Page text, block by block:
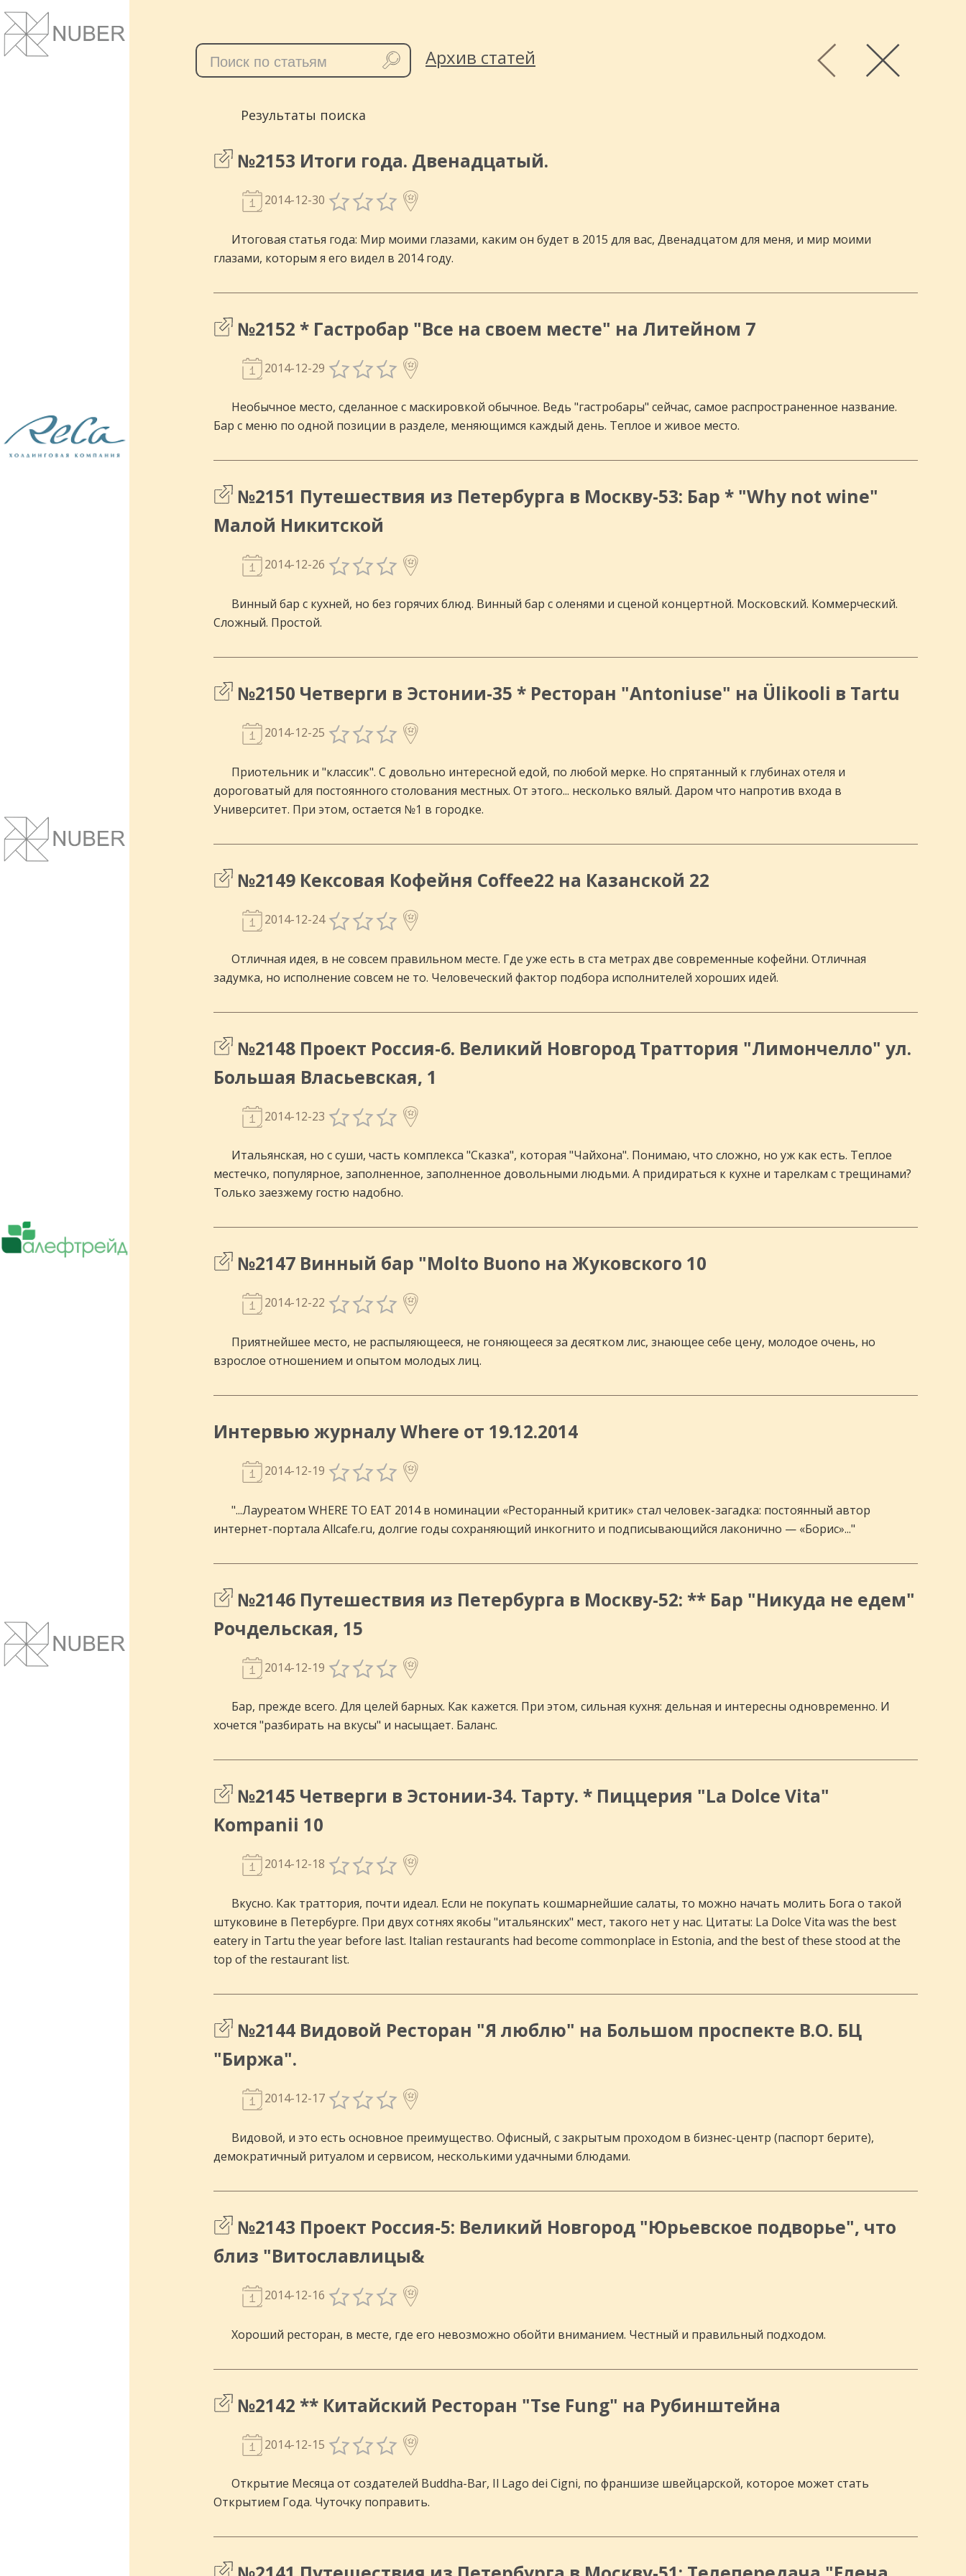
Рестораны и кафе. Проектирование и
Сайты и корпоративные веб-системы.
Сотрудничает более чем с 5000 ресторанов.
Сайты и корпоративные веб-системы.
Понятный дизайн, улучшение маркетинговых
Архив статей
Результаты поиска
№2153 Итоги года. Двенадцатый.
2014-12-30
Итоговая статья года: Мир моими глазами, каким он будет в 2015 для вас, Двенадцатом для меня, и мир моими
глазами, которым я его видел в 2014 году.
№2152 * Гастробар "Все на своем месте" на Литейном 7
2014-12-29
Необычное место, сделанное с маскировкой обычное. Ведь "гастробары" сейчас, самое распространенное название.
Бар с меню по одной позиции в разделе, меняющимся каждый день. Теплое и живое место.
№2151 Путешествия из Петербурга в Москву-53: Бар * "Why not wine"
Малой Никитской
2014-12-26
Винный бар с кухней, но без горячих блюд. Винный бар с оленями и сценой концертной. Московский. Коммерческий.
Сложный. Простой.
№2150 Четверги в Эстонии-35 * Ресторан "Antoniuse" на Ülikooli в Tartu
2014-12-25
Приотельник и "классик". С довольно интересной едой, по любой мерке. Но спрятанный к глубинах отеля и
дороговатый для постоянного столования местных. От этого... несколько вялый. Даром что напротив входа в
Университет. При этом, остается №1 в городке.
№2149 Кексовая Кофейня Coffee22 на Казанской 22
2014-12-24
Отличная идея, в не совсем правильном месте. Где уже есть в ста метрах две современные кофейни. Отличная
задумка, но исполнение совсем не то. Человеческий фактор подбора исполнителей хороших идей.
№2148 Проект Россия-6. Великий Новгород Траттория "Лимончелло" ул.
Большая Власьевская, 1
2014-12-23
Итальянская, но с суши, часть комплекса "Сказка", которая "Чайхона". Понимаю, что сложно, но уж как есть. Теплое
местечко, популярное, заполненное, заполненное довольными людьми. А придираться к кухне и тарелкам с трещинами?
Только заезжему гостю надобно.
№2147 Винный бар "Molto Buono на Жуковского 10
2014-12-22
Приятнейшее место, не распыляющееся, не гоняющееся за десятком лис, знающее себе цену, молодое очень, но
взрослое отношением и опытом молодых лиц.
Интервью журналу Where от 19.12.2014
2014-12-19
"...Лауреатом WHERE TO EAT 2014 в номинации «Ресторанный критик» стал человек-загадка: постоянный автор
интернет-портала Allcafe.ru, долгие годы сохраняющий инкогнито и подписывающийся лаконично — «Борис»..."
№2146 Путешествия из Петербурга в Москву-52: ** Бар "Никуда не едем"
Рочдельская, 15
2014-12-19
Бар, прежде всего. Для целей барных. Как кажется. При этом, сильная кухня: дельная и интересны одновременно. И
хочется "разбирать на вкусы" и насыщает. Баланс.
№2145 Четверги в Эстонии-34. Тарту. * Пиццерия "La Dolce Vita"
Kompanii 10
2014-12-18
Вкусно. Как траттория, почти идеал. Если не покупать кошмарнейшие салаты, то можно начать молить Бога о такой
штуковине в Петербурге. При двух сотнях якобы "итальянских" мест, такого нет у нас. Цитаты: La Dolce Vita was the best
eatery in Tartu the year before last. Italian restaurants had become commonplace in Estonia, and the best of these stood at the
top of the restaurant list.
№2144 Видовой Ресторан "Я люблю" на Большом проспекте В.О. БЦ
"Биржа".
2014-12-17
Видовой, и это есть основное преимущество. Офисный, с закрытым проходом в бизнес-центр (паспорт берите),
демократичный ритуалом и сервисом, несколькими удачными блюдами.
№2143 Проект Россия-5: Великий Новгород "Юрьевское подворье", что
близ "Витославлицы&
2014-12-16
Хороший ресторан, в месте, где его невозможно обойти вниманием. Честный и правильный подходом.
№2142 ** Китайский Ресторан "Tse Fung" на Рубинштейна
2014-12-15
Открытие Месяца от создателей Buddha-Bar, Il Lago dei Cigni, по франшизе швейцарской, которое может стать
Открытием Года. Чуточку поправить.